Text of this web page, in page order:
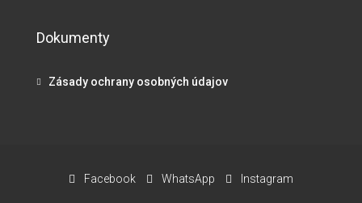
Dokumenty
Zásady ochrany osobných údajov
Facebook WhatsApp Instagram